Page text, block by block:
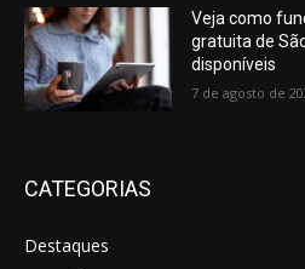
Veja como
gratuita de
disponíveis
7 de agosto de
CATEGORIAS
Destaques